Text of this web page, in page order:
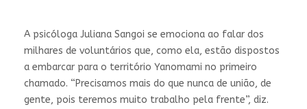
A psicóloga Juliana Sangoi se emociona ao falar dos
milhares de voluntários que, como ela, estão dispostos
a embarcar para o território Yanomami no primeiro
chamado. “Precisamos mais do que nunca de união, de
gente, pois teremos muito trabalho pela frente”, diz.